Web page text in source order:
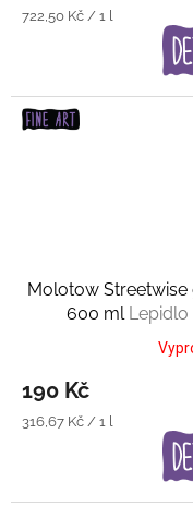
Měrná
722,50 Kč / 1 l
Molotow Streetwise
600 ml Lepidlo
190 Kč
Měrná
316,67 Kč / 1 l